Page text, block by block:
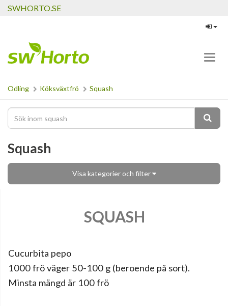
SWHORTO.SE
Odling Köksväxtfrö Squash
Squash
Visa kategorier och filter
SQUASH
Cucurbita pepo
1000 frö väger 50-100 g (beroende på sort).
Minsta mängd är 100 frö